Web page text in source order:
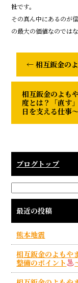
社です。
その真ん中にあるのが
の最大の価値なのでは
← 相互鈑金の
相互鈑金のよも
度とは？「直す
日を支える仕事
ブログトップ
最近の投稿
熊本地震
相互鈑金のよもや
整備のポイント